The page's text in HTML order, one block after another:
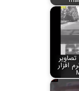
تصاویر
افزار